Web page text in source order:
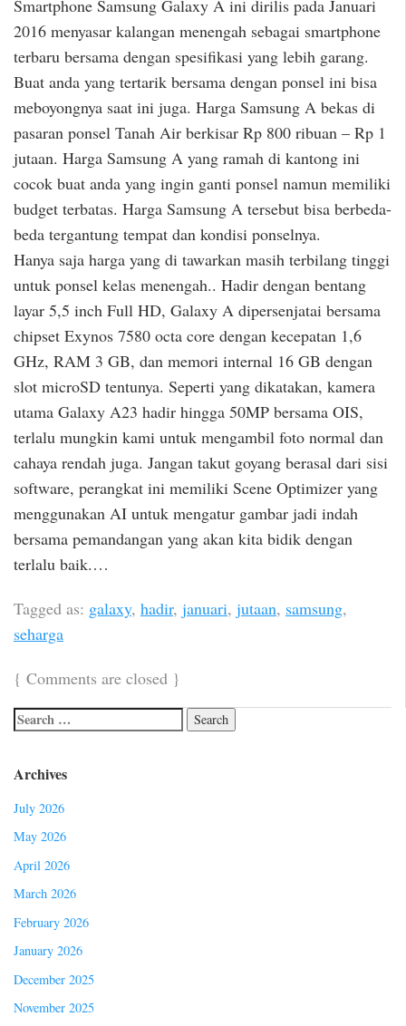
Smartphone Samsung Galaxy A ini dirilis pada Januari
2016 menyasar kalangan menengah sebagai smartphone
terbaru bersama dengan spesifikasi yang lebih garang.
Buat anda yang tertarik bersama dengan ponsel ini bisa
meboyongnya saat ini juga. Harga Samsung A bekas di
pasaran ponsel Tanah Air berkisar Rp 800 ribuan – Rp 1
jutaan. Harga Samsung A yang ramah di kantong ini
cocok buat anda yang ingin ganti ponsel namun memiliki
budget terbatas. Harga Samsung A tersebut bisa berbeda-
beda tergantung tempat dan kondisi ponselnya.
Hanya saja harga yang di tawarkan masih terbilang tinggi
untuk ponsel kelas menengah.. Hadir dengan bentang
layar 5,5 inch Full HD, Galaxy A dipersenjatai bersama
chipset Exynos 7580 octa core dengan kecepatan 1,6
GHz, RAM 3 GB, dan memori internal 16 GB dengan
slot microSD tentunya. Seperti yang dikatakan, kamera
utama Galaxy A23 hadir hingga 50MP bersama OIS,
terlalu mungkin kami untuk mengambil foto normal dan
cahaya rendah juga. Jangan takut goyang berasal dari sisi
software, perangkat ini memiliki Scene Optimizer yang
menggunakan AI untuk mengatur gambar jadi indah
bersama pemandangan yang akan kita bidik dengan
terlalu baik.…
Tagged as: galaxy, hadir, januari, jutaan, samsung,
seharga
{ Comments are closed }
Archives
July 2026
May 2026
April 2026
March 2026
February 2026
January 2026
December 2025
November 2025